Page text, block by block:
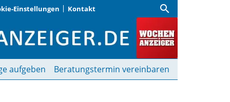
Einstellungen Kontakt search
|
aufgeben Beratungstermin vereinbaren